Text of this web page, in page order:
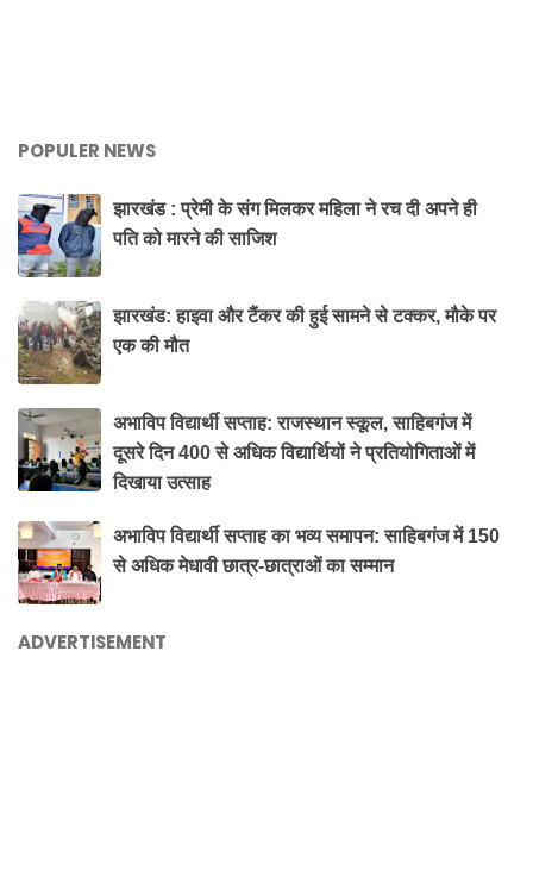
POPULER NEWS
झारखंड : प्रेमी के संग मिलकर महिला ने रच दी अपने ही
पति को मारने की साजिश
झारखंड: हाइवा और टैंकर की हुई सामने से टक्कर, मौके पर
एक की मौत
अभाविप विद्यार्थी सप्ताह: राजस्थान स्कूल, साहिबगंज में
दूसरे दिन 400 से अधिक विद्यार्थियों ने प्रतियोगिताओं में
दिखाया उत्साह
अभाविप विद्यार्थी सप्ताह का भव्य समापन: साहिबगंज में 150
से अधिक मेधावी छात्र-छात्राओं का सम्मान
ADVERTISEMENT